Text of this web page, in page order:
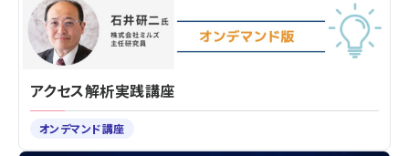
アクセス解析実践講座
オンデマンド講座